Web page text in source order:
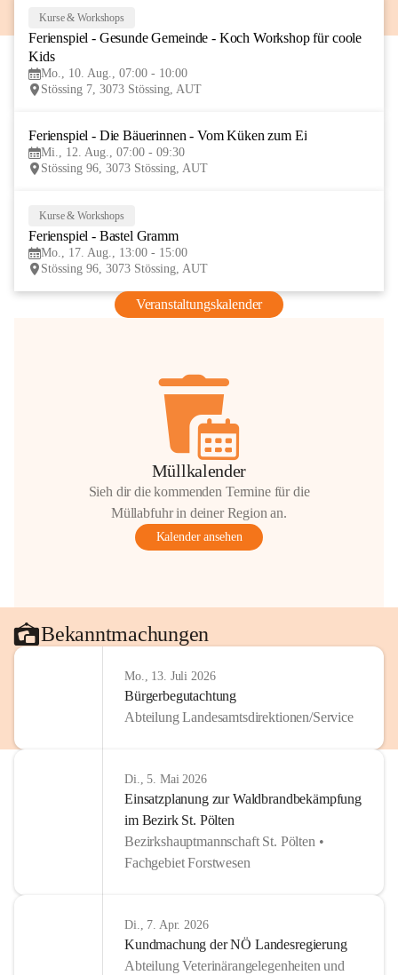
AUG
Kurse & Workshops
Ferienspiel - Gesunde Gemeinde - Koch Workshop für coole
Kids
Mo., 10. Aug., 07:00 - 10:00
Stössing 7, 3073 Stössing, AUT
Ferienspiel - Die Bäuerinnen - Vom Küken zum Ei
Mi., 12. Aug., 07:00 - 09:30
Stössing 96, 3073 Stössing, AUT
Kurse & Workshops
Ferienspiel - Bastel Gramm
Mo., 17. Aug., 13:00 - 15:00
Stössing 96, 3073 Stössing, AUT
Veranstaltungskalender
Müllkalender
Sieh dir die kommenden Termine für die
Müllabfuhr in deiner Region an.
Kalender ansehen
Bekanntmachungen
Mo., 13. Juli 2026
Bürgerbegutachtung
Abteilung Landesamtsdirektionen/Service
Di., 5. Mai 2026
Einsatzplanung zur Waldbrandbekämpfung
im Bezirk St. Pölten
Bezirkshauptmannschaft St. Pölten •
Fachgebiet Forstwesen
Di., 7. Apr. 2026
Kundmachung der NÖ Landesregierung
Abteilung Veterinärangelegenheiten und